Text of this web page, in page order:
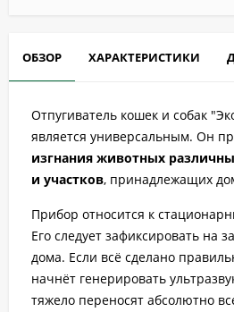
ОБЗОР ХАРАКТЕРИСТИКИ
Отпугиватель кошек и собак
является универсальным. Он
изгнания животных
и участков, принадлежащих
Прибор относится к
Его следует зафиксировать на
дома. Если всё сделано
начнёт генерировать
тяжело переносят абсолютно